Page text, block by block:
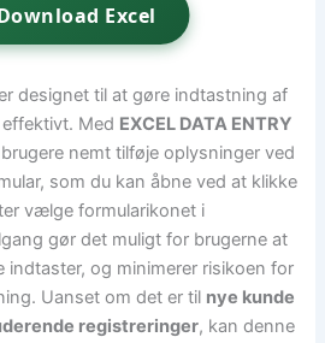
Excel
designet til at gøre indtastning af
Med EXCEL DATA ENTRY
nemt tilføje oplysninger ved
som du kan åbne ved at klikke
vælge formularikonet i
gør det muligt for brugerne at
indtaster, og minimerer risikoen for
Uanset om det er til nye kunde
registreringer, kan denne